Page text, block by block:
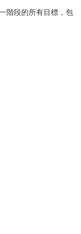
階段的所有目標，包